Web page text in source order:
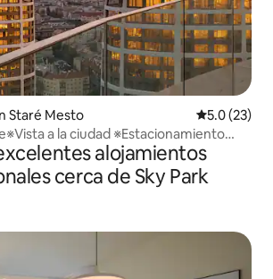
Staré Mesto Calificación
5.0 (23)
a la ciudad ※Estacionamiento
alojamientos
cerca de Sky Park